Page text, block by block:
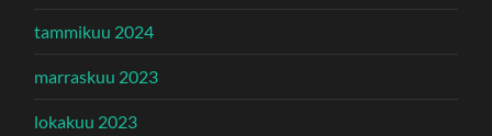
tammikuu 2024
marraskuu 2023
lokakuu 2023